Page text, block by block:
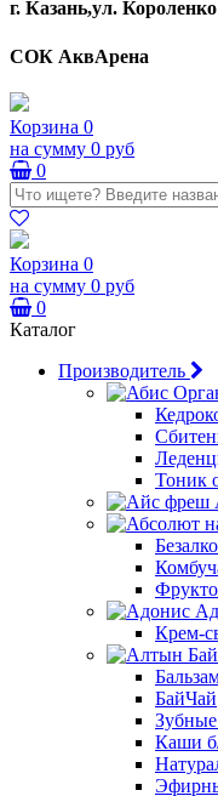
г. Казань,ул.
СОК АквАрена
Корзина 0
на сумму 0 руб
0
Корзина 0
на сумму 0 руб
0
Каталог
Производитель
Тоник
Крем-
БайЧай
Каши